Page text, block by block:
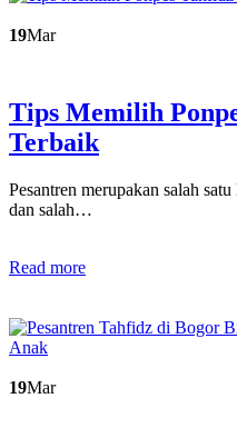
19Mar
Tips Memilih
Terbaik
Pesantren merupakan salah
dan salah…
Read more
19Mar